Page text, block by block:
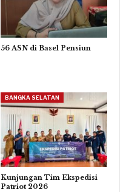
56 ASN di Basel Pensiun
BANGKA SELATAN
Kunjungan Tim Ekspedisi
Patriot 2026